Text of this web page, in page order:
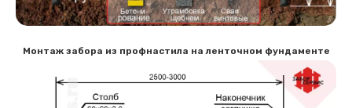
Монтаж забора из профнастила на ленточном фундаменте